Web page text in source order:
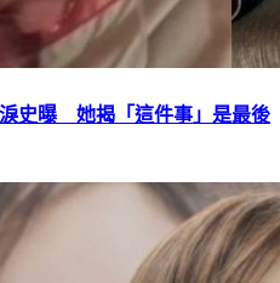
史曝 她揭「這件事」是最後